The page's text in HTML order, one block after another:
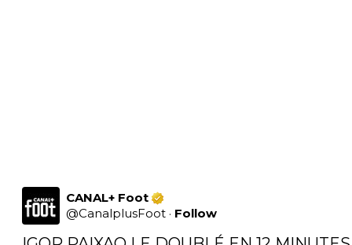
CANAL+ Foot
@CanalplusFoot · Follow